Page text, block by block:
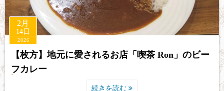
2月
14日
2026
【枚方】地元に愛されるお店「喫茶 Ron」のビー
フカレー
続きを読む